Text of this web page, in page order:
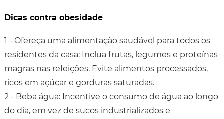
Dicas contra obesidade
1 - Ofereça uma alimentação saudável para todos os
residentes da casa: Inclua frutas, legumes e proteínas
magras nas refeições. Evite alimentos processados,
ricos em açúcar e gorduras saturadas.
2 - Beba água: Incentive o consumo de água ao longo
do dia, em vez de sucos industrializados e